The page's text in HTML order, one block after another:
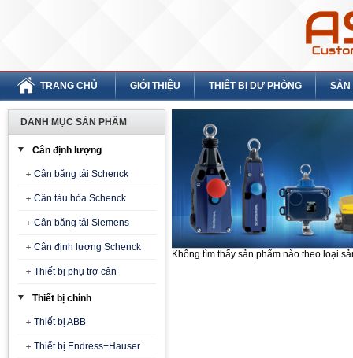
TRANG CHỦ GIỚI THIỆU THIẾT BỊ DỰ PHÒNG SẢN
DANH MỤC SẢN PHẨM
Cân định lượng
Cân băng tải Schenck
Cân tàu hỏa Schenck
Cân băng tải Siemens
Cân định lượng Schenck
Thiết bị phụ trợ cân
Thiết bị chính
Thiết bị ABB
Thiết bị Endress+Hauser
Không tìm thấy sản phẩm nào theo loại